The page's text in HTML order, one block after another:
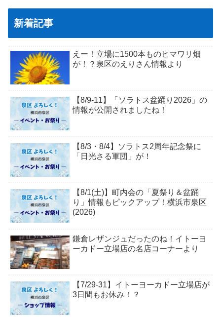
新着記事
えー！立場に1500本ものヒマワリ畑
が！？泉区のえりさん情報より
【8/9-11】「ソラトス盆踊り2026」の
情報が公開されましたね！
【8/3・8/4】ソラトス2周年記念祭に
「日光さる軍団」が！
【8/1(土)】町内会の「夏祭り＆盆踊
り」情報もピックアップ！横浜市泉区
(2026)
鎌倉レザンジュだったのね！イトーヨ
ーカドー立場店の名店コーナーより
【7/29-31】イトーヨーカドー立場店が
3日間もお休み！？